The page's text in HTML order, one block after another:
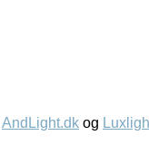
AndLight.dk og